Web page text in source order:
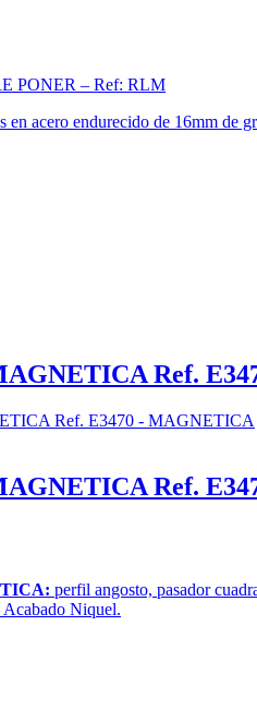
PONER – Ref: RLM
en acero endurecido de 16mm de
Ref.
Ref.
perfil angosto, pasador
Niquel.